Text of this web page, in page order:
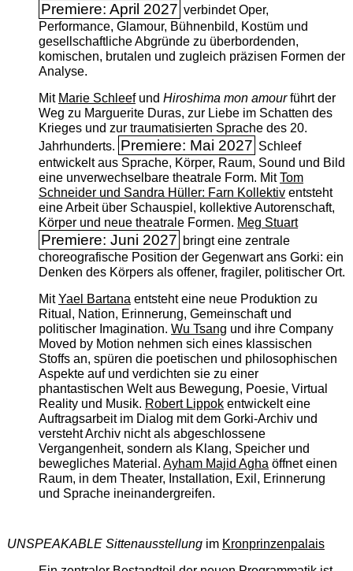
Premiere: April 2027 verbindet Oper,
Performance, Glamour, Bühnenbild, Kostüm und
gesellschaftliche Abgründe zu überbordenden,
komischen, brutalen und zugleich präzisen Formen der
Analyse.
Mit Marie Schleefund Hiroshima mon amourführt der
Weg zu Marguerite Duras, zur Liebe im Schatten des
Krieges und zur traumatisierten Sprache des 20.
Jahrhunderts. Premiere: Mai 2027 Schleef
entwickelt aus Sprache, Körper, Raum, Sound und Bild
eine unverwechselbare theatrale Form. MitTom
Schneider und Sandra Hüller: Farn Kollektiventsteht
eine Arbeit über Schauspiel, kollektive Autorenschaft,
Körper und neue theatrale Formen. Meg Stuart
Premiere: Juni 2027 bringt eine zentrale
choreografische Position der Gegenwart ans Gorki: ein
Denken des Körpers als offener, fragiler, politischer Ort.
MitYael Bartanaentsteht eine neue Produktion zu
Ritual, Nation, Erinnerung, Gemeinschaft und
politischer Imagination. Wu Tsang und ihre Company
Moved by Motion nehmen sich eines klassischen
Stoffs an, spüren die poetischen und philosophischen
Aspekte auf und verdichten sie zu einer
phantastischen Welt aus Bewegung, Poesie, Virtual
Reality und Musik. Robert Lippokentwickelt eine
Auftragsarbeit im Dialog mit dem Gorki-Archiv und
versteht Archiv nicht als abgeschlossene
Vergangenheit, sondern als Klang, Speicher und
bewegliches Material. Ayham Majid Aghaöffnet einen
Raum, in dem Theater, Installation, Exil, Erinnerung
und Sprache ineinandergreifen.
UNSPEAKABLE Sittenausstellungim Kronprinzenpalais